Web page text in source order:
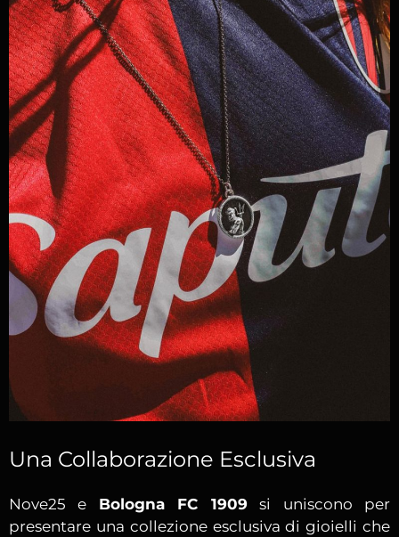
Una Collaborazione Esclusiva
Nove25 e Bologna FC 1909si uniscono per
presentare una collezione esclusiva di gioielli che